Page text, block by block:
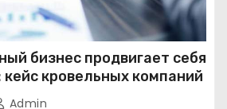
бизнес продвигает себя
кейс кровельных компаний
Admin